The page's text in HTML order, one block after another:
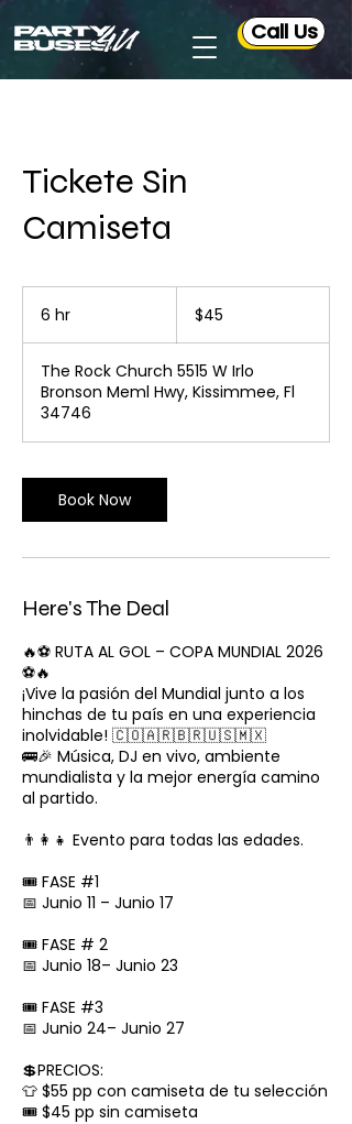
Call Us
Tickete Sin
Camiseta
6 hr
dollars$45
The Rock Church 5515 W Irlo
Bronson Meml Hwy, Kissimmee, Fl
34746
Book Now
Here's The Deal
🔥⚽️ RUTA AL GOL – COPA MUNDIAL 2026
⚽️🔥
¡Vive la pasión del Mundial junto a los
hinchas de tu país en una experiencia
inolvidable! 🇨🇴🇦🇷🇧🇷🇺🇸🇲🇽
🚌🎉 Música, DJ en vivo, ambiente
mundialista y la mejor energía camino
al partido.
👨‍👩‍👧 Evento para todas las edades.
🎟️ FASE #1
📅 Junio 11 – Junio 17
🎟️ FASE # 2
📅 Junio 18– Junio 23
🎟️ FASE #3
📅 Junio 24– Junio 27
💲PRECIOS:
👕 $55 pp con camiseta de tu selección
🎟️ $45 pp sin camiseta